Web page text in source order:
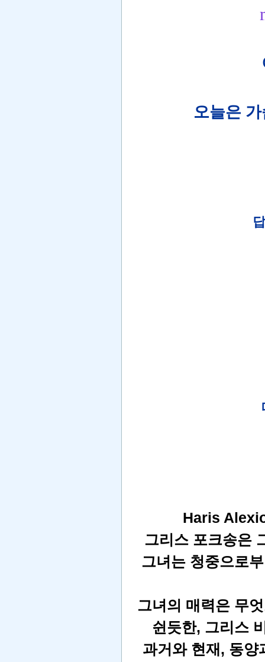
오늘은
Haris
그리스 포크송은
그녀는 청중으로
그녀의 매력은 무
쉰듯한, 그리스
과거와 현재, 동양